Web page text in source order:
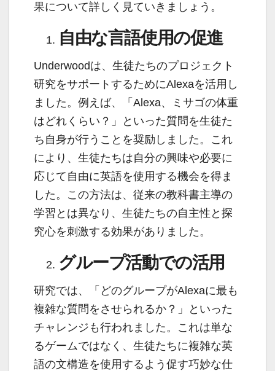
果について詳しく見ていきましょう。
自由な言語使用の促進
Underwoodは、生徒たちのプロジェクト
研究をサポートするためにAlexaを活用し
ました。例えば、「Alexa、ミサゴの体重
はどれくらい？」といった質問を生徒た
ち自身が行うことを奨励しました。これ
により、生徒たちは自分の興味や必要に
応じて自由に英語を使用する機会を得ま
した。この方法は、従来の教科書主導の
学習とは異なり、生徒たちの自主性と探
究心を刺激する効果がありました。
グループ活動での活用
研究では、「どのグループがAlexaに最も
複雑な質問をさせられるか？」といった
チャレンジも行われました。これは単な
るゲームではなく、生徒たちに複雑な英
語の文構造を使用するよう促す巧妙な仕